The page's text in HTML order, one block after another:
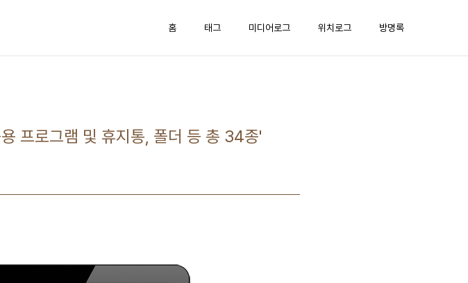
홈 태그 미디어로그 위치로그 방명록
프로그램 및 휴지통, 폴더 등 총 34종'